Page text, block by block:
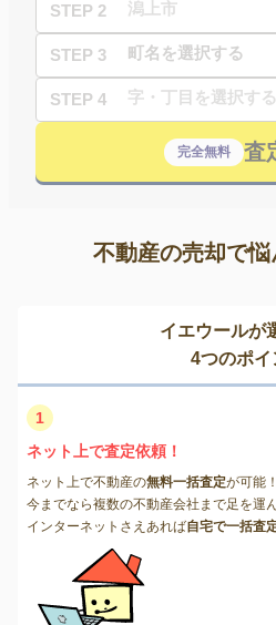
STEP 2
STEP 3
STEP 4
完全無料 査
不動産の売却で
イエウールが
4つのポイ
1
ネット上で査定依頼！
ネット上で不動産の無料一括査定が可能！
今までなら複数の不動産会社まで足を運
インターネットさえあれば自宅で一括査